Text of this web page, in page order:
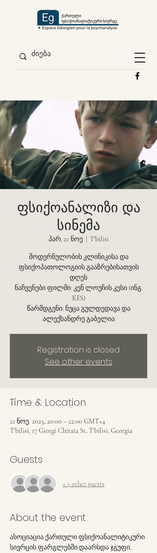
ფსიქოანალიზი და
სინემა
პარ, 21 ნოე
  |
T'bilisi
მოდერნულობის კლინიკისა და
ფსიქოპათოლოგიის გააზრებისათვის
დღეს
ნაჩვენები ფილმი: კენ ლოუჩის კესი (ინგ.
KES)
წარმდგენი: ნუცა გულდედავა და
ალექსანდრე გაბელია
Registration is closed
See other events
Time & Location
21 ნოე. 2025, 20:00 – 22:00 GMT+4
T'bilisi, 17 Giorgi Chitaia St, T'bilisi, Georgia
Guests
+ 5 other guests
About the event
ასოციაცია ქართული ფსიქოანალიტიკური
სივრცის ფარგლებში დაარსდა ჯგუფი,